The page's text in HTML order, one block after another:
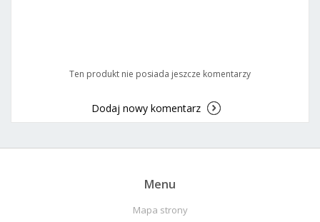
Ten produkt nie posiada jeszcze komentarzy
Dodaj nowy komentarz
Menu
Mapa strony